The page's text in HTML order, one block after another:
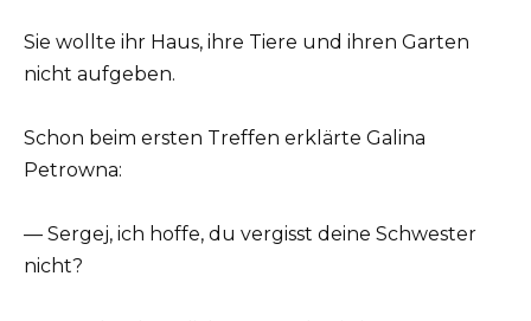
Sie wollte ihr Haus, ihre Tiere und ihren Garten
nicht aufgeben.
Schon beim ersten Treffen erklärte Galina
Petrowna:
— Sergej, ich hoffe, du vergisst deine Schwester
nicht?